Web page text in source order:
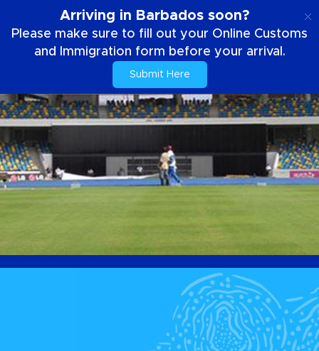
Arriving in Barbados soon?
Please make sure to fill out your Online Customs
and Immigration form before your arrival.
Submit Here